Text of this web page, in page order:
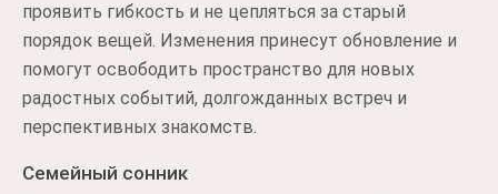
проявить гибкость и не цепляться за старый
порядок вещей. Изменения принесут обновление и
помогут освободить пространство для новых
радостных событий, долгожданных встреч и
перспективных знакомств.
Семейный сонник